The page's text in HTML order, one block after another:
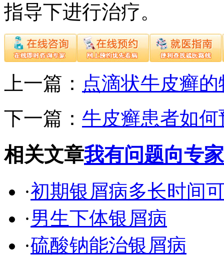
指导下进行治疗。
上一篇： 点滴状牛皮癣的
下一篇： 牛皮癣患者如
相关文章我有问题向专
·初期银屑病多长时间
·男生下体银屑病
·硫酸钠能治银屑病